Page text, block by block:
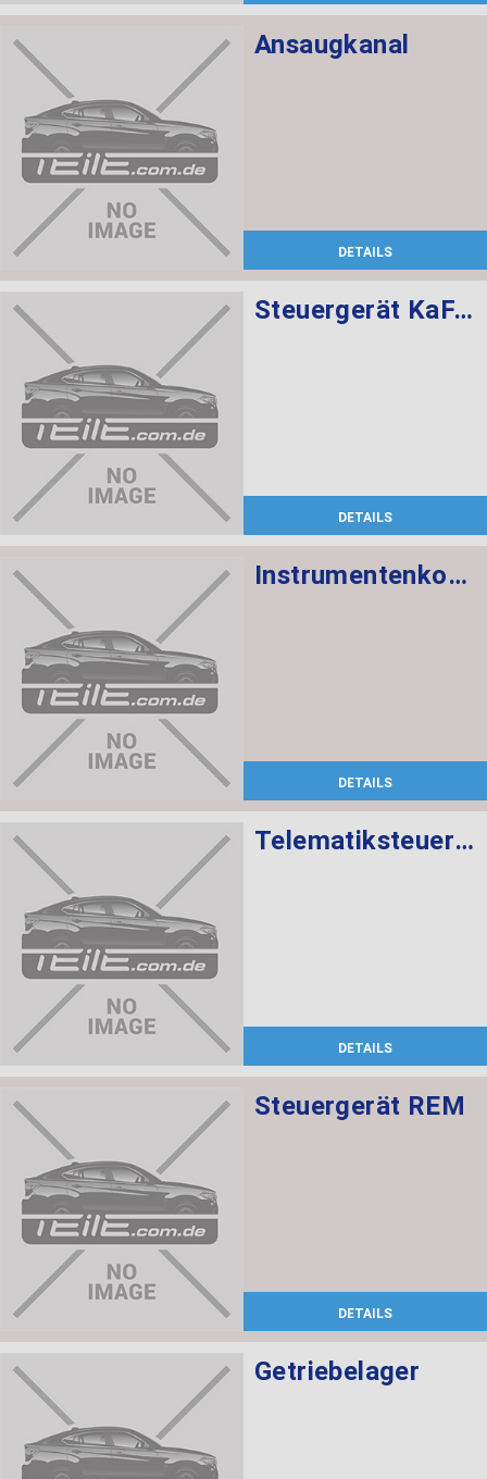
Ansaugkanal
DETAILS
Steuergerät KaFAS
DETAILS
Instrumentenkombination KMH
DETAILS
Telematiksteuergerät
DETAILS
Steuergerät REM
DETAILS
Getriebelager